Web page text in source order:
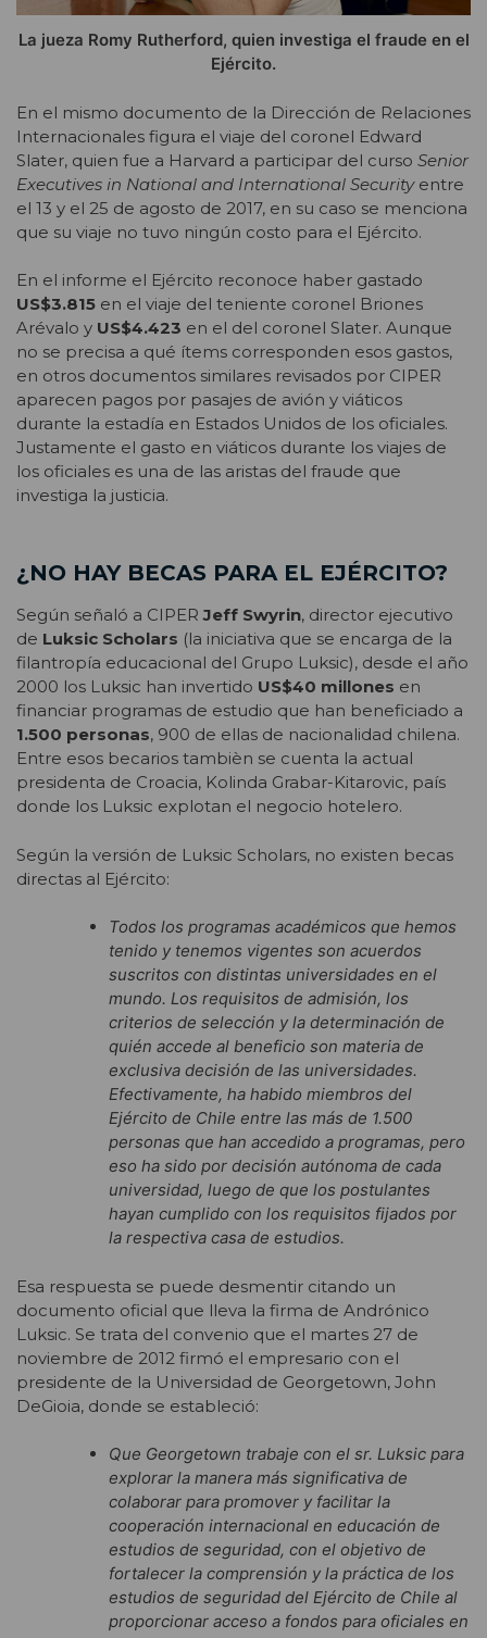
La jueza Romy Rutherford, quien investiga el fraude en el
Ejército.
En el mismo documento de la Dirección de Relaciones
Internacionales figura el viaje del coronel Edward
Slater, quien fue a Harvard a participar del curso Senior
Executives in National and International Securityentre
el 13 y el 25 de agosto de 2017, en su caso se menciona
que su viaje no tuvo ningún costo para el Ejército.
En el informe el Ejército reconoce haber gastado
US$3.815 en el viaje del teniente coronel Briones
Arévalo y US$4.423 en el del coronel Slater. Aunque
no se precisa a qué ítems corresponden esos gastos,
en otros documentos similares revisados por CIPER
aparecen pagos por pasajes de avión y viáticos
durante la estadía en Estados Unidos de los oficiales.
Justamente el gasto en viáticos durante los viajes de
los oficiales es una de las aristas del fraude que
investiga la justicia.
¿NO HAY BECAS PARA EL EJÉRCITO?
Según señaló a CIPERJeff Swyrin, director ejecutivo
de Luksic Scholars (la iniciativa que se encarga de la
filantropía educacional del Grupo Luksic), desde el año
2000 los Luksic han invertido US$40 millones en
financiar programas de estudio que han beneficiado a
1.500 personas, 900 de ellas de nacionalidad chilena.
Entre esos becarios tambièn se cuenta la actual
presidenta de Croacia, Kolinda Grabar-Kitarovic, país
donde los Luksic explotan el negocio hotelero.
Según la versión de Luksic Scholars, no existen becas
directas al Ejército:
Todos los programas académicos que hemos
tenido y tenemos vigentes son acuerdos
suscritos con distintas universidades en el
mundo. Los requisitos de admisión, los
criterios de selección y la determinación de
quién accede al beneficio son materia de
exclusiva decisión de las universidades.
Efectivamente, ha habido miembros del
Ejército de Chile entre las más de 1.500
personas que han accedido a programas, pero
eso ha sido por decisión autónoma de cada
universidad, luego de que los postulantes
hayan cumplido con los requisitos fijados por
la respectiva casa de estudios.
Esa respuesta se puede desmentir citando un
documento oficial que lleva la firma de Andrónico
Luksic. Se trata del convenio que el martes 27 de
noviembre de 2012 firmó el empresario con el
presidente de la Universidad de Georgetown, John
DeGioia, donde se estableció:
Que Georgetown trabaje con el sr. Luksic para
explorar la manera más significativa de
colaborar para promover y facilitar la
cooperación internacional en educación de
estudios de seguridad, con el objetivo de
fortalecer la comprensión y la práctica de los
estudios de seguridad del Ejército de Chile al
proporcionar acceso a fondos para oficiales en